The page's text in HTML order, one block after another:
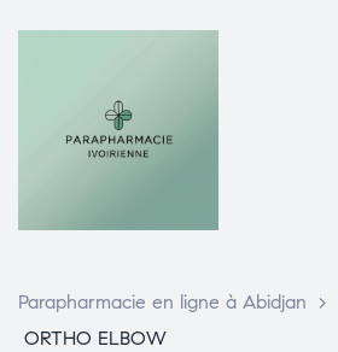
Parapharmacie en ligne à Abidjan >
ORTHO ELBOW